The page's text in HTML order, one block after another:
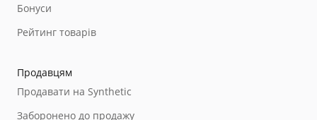
Бонуси
Рейтинг товарів
Продавцям
Продавати на Synthetic
Заборонено до продажу